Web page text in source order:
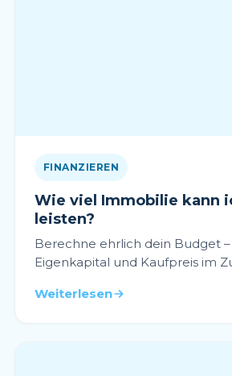
FINANZIEREN
Wie viel Immobilie kann
leisten?
Berechne ehrlich dein Budget –
Eigenkapital und Kaufpreis im
Weiterlesen